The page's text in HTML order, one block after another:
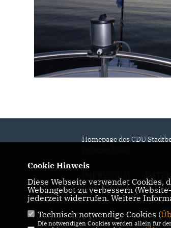
Homepage des CDU
KONTAKT
Cookie Hinweis
Diese Webseite verwendet
Webangebot zu verbessern
jederzeit widerrufen. Weitere
Technisch notwendige Cookies (
Die notwendigen Cookies werden allein für